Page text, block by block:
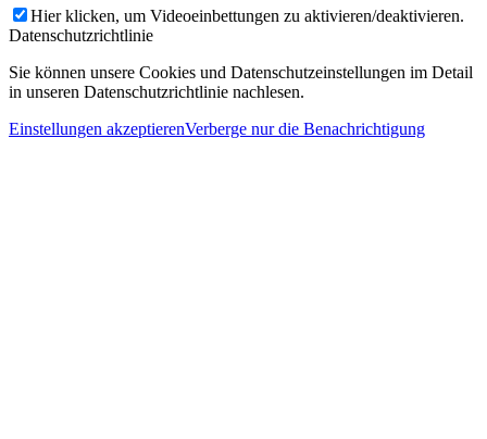
Hier klicken, um Videoeinbettungen zu aktivieren/deaktivieren.
Datenschutzrichtlinie
Sie können unsere Cookies und Datenschutzeinstellungen im Detail
in unseren Datenschutzrichtlinie nachlesen.
Einstellungen akzeptierenVerberge nur die Benachrichtigung